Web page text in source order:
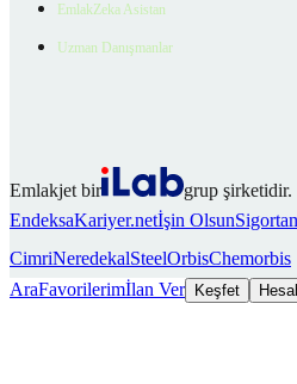
EmlakZeka Asistan
Uzman Danışmanlar
Emlakjet bir
grup şirketidir.
EndeksaKariyer.netİşin Olsun
CimriNeredekalSteelOrbisChemorbis
AraFavorilerimİlan Ver Keşfet